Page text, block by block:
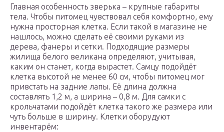
Главная особенность зверька – крупные габариты
тела. Чтобы питомец чувствовал себя комфортно, ему
нужна просторная клетка. Если такой в магазине не
нашлось, можно сделать её своими руками из
дерева, фанеры и сетки. Подходящие размеры
жилища белого великана определяют, учитывая,
каким он станет, когда вырастет. Самцу подойдёт
клетка высотой не менее 60 см, чтобы питомец мог
привстать на задние лапы. Её длина должна
составлять 1,2 м, а ширина – 0,8 м. Для самки с
крольчатами подойдёт клетка такого же размера или
чуть больше в ширину. Клетки оборудуют
инвентарём: